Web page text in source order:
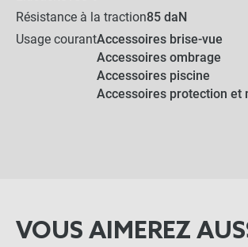
Résistance à la traction85 daN
Usage courantAccessoires brise-vue
Accessoires ombrage
Accessoires piscine
Accessoires protection et
VOUS AIMEREZ